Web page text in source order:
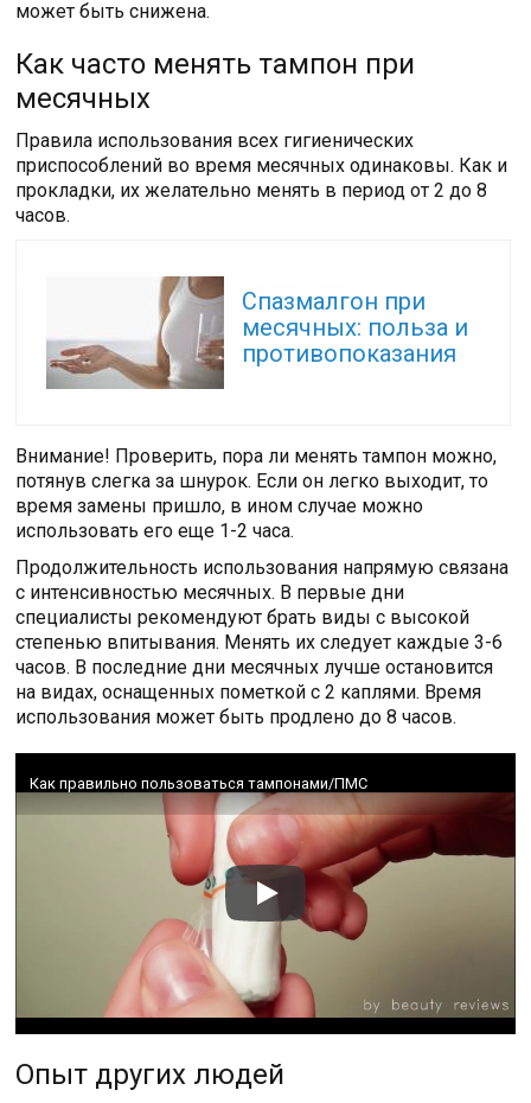
может быть снижена.
Как часто менять тампон при
месячных
Правила использования всех гигиенических
приспособлений во время месячных одинаковы. Как и
прокладки, их желательно менять в период от 2 до 8
часов.
Спазмалгон при
месячных: польза и
противопоказания
Внимание! Проверить, пора ли менять тампон можно,
потянув слегка за шнурок. Если он легко выходит, то
время замены пришло, в ином случае можно
использовать его еще 1-2 часа.
Продолжительность использования напрямую связана
с интенсивностью месячных. В первые дни
специалисты рекомендуют брать виды с высокой
степенью впитывания. Менять их следует каждые 3-6
часов. В последние дни месячных лучше остановится
на видах, оснащенных пометкой с 2 каплями. Время
использования может быть продлено до 8 часов.
Как правильно пользоваться тампонами/ПМС
Опыт других людей